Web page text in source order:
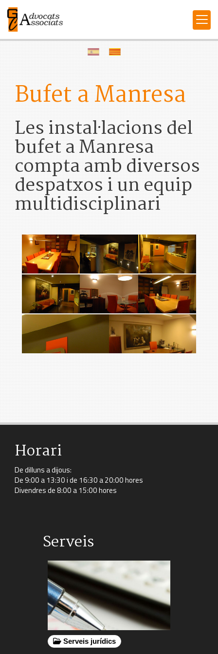
Bufet a Manresa
Les instal·lacions del
bufet a Manresa
compta amb diversos
despatxos i un equip
multidisciplinari
Horari
De dilluns a dijous:
De 9:00 a 13:30 i de 16:30 a 20:00 hores
Divendres de 8:00 a 15:00 hores
Serveis
Serveis jurídics